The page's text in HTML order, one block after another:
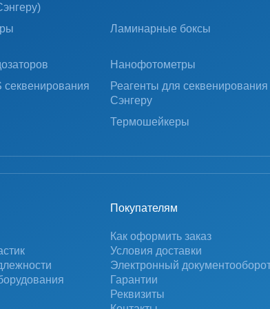
Ламинарные боксы
Нанофотометры
секвенирования
Реагенты для секвенирования
Сэнгеру
Термошейкеры
Покупателям
Как оформить заказ
Условия доставки
Электронный
Гарантии
Реквизиты